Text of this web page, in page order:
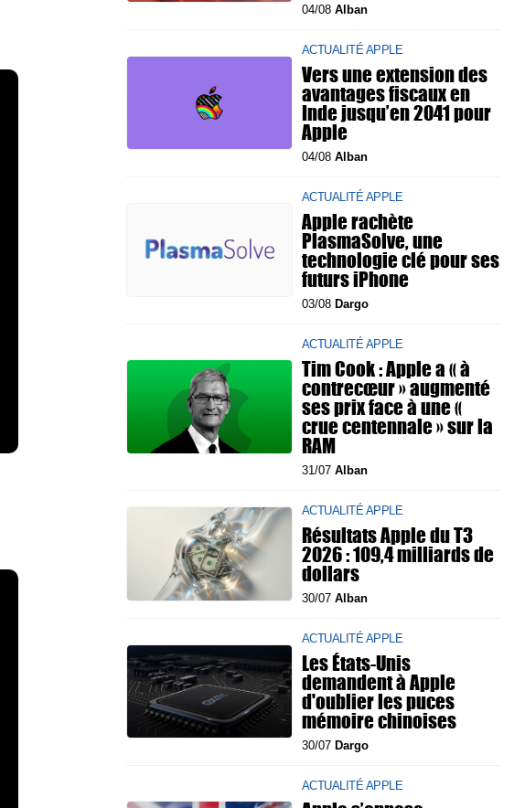
04/08 Alban
ACTUALITÉ APPLE
Vers une extension des
avantages fiscaux en
Inde jusqu’en 2041 pour
Apple
04/08 Alban
ACTUALITÉ APPLE
Apple rachète
PlasmaSolve, une
technologie clé pour ses
futurs iPhone
03/08 Dargo
ACTUALITÉ APPLE
Tim Cook : Apple a « à
contrecœur » augmenté
ses prix face à une «
crue centennale » sur la
RAM
31/07 Alban
ACTUALITÉ APPLE
Résultats Apple du T3
2026 : 109,4 milliards de
dollars
30/07 Alban
ACTUALITÉ APPLE
Les États-Unis
demandent à Apple
d'oublier les puces
mémoire chinoises
30/07 Dargo
ACTUALITÉ APPLE